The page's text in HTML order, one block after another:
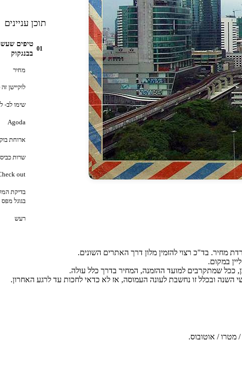
תוכן עניינים
01
טיפים
בבנגקוק
מחיר
לוקיישן
שימו לב-
Agoda
ארוחת
שרות
out
בדיקת
בגוגל מפס
רעש
מחיר. בד"כ רצוי להזמין מלון דרך האתרים השונים.
במקום.
ככל שמתקרבים למועד ההזמנה, המחיר בדרך כלל עולה.
השנה ובכלל זו נחשבת לעונה העמוסה, אז לא כדאי לחכות עד לרגע האחרון.
מטרו / אוטובוס.